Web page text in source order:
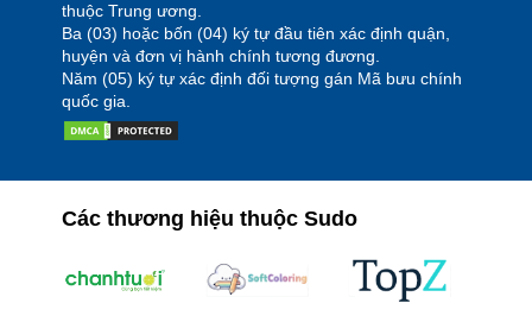
thuộc Trung ương.
Ba (03) hoặc bốn (04) ký tự đầu tiên xác định quận,
huyện và đơn vị hành chính tương đương.
Năm (05) ký tự xác định đối tượng gán Mã bưu chính
quốc gia.
Các thương hiệu thuộc Sudo